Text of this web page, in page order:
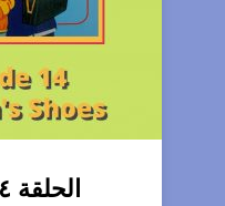
الحلقة ١٤- حذاءُ نديم